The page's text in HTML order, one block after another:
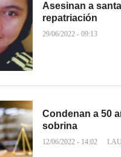
Asesinan a
repatriación
29/06/2022 - 09:13
Condenan a 50
sobrina
12/06/2022 - 14:02